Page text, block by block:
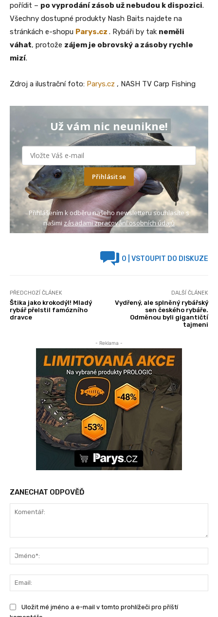
pořídit – po vyprodání zásob už nebudou k dispozici.
Všechny dostupné produkty Nash Baits najdete na
stránkách e-shopu Parys.cz . Rybáři by tak neměli
váhat, protože zájem je obrovský a zásoby rychle
mizí.
Zdroj a ilustrační foto: Parys.cz , NASH TV Carp Fishing
Už vám nic neunikne!
Přihlásit se
Přihlášením k odběru našeho newsletteru souhlasíte s
našimi zásadami zpracování osobních údajů
0 | VSTOUPIT DO DISKUZE
PŘEDCHOZÍ ČLÁNEK
Štika jako krokodýl! Mladý
rybář přelstil famózního
dravce
DALŠÍ ČLÁNEK
Vydřený, ale splněný rybářský
sen českého rybáře.
Odměnou byli gigantičtí
tajmeni
- Reklama -
ZANECHAT ODPOVĚĎ
Uložit mé jméno a e-mail v tomto prohlížeči pro příští